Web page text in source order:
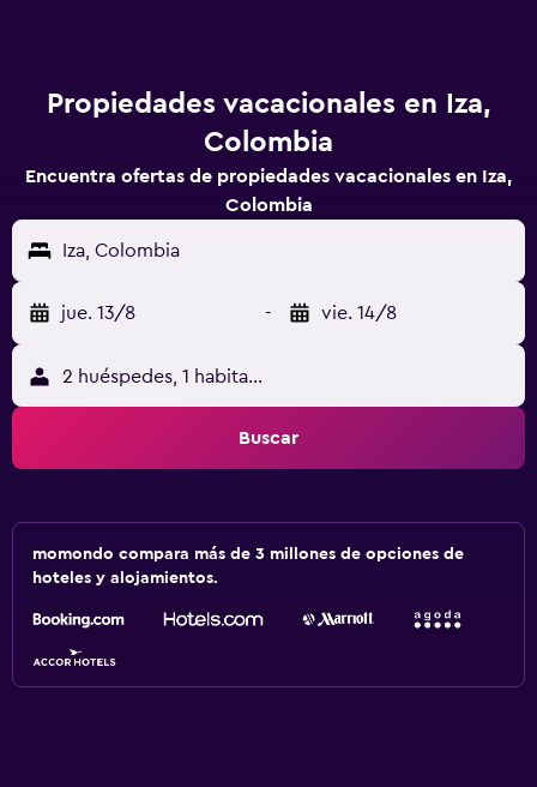
Propiedades vacacionales en Iza,
Colombia
Encuentra ofertas de propiedades vacacionales en Iza,
Colombia
Iza, Colombia
jue. 13/8 - vie. 14/8
2 huéspedes, 1 habitación
Buscar
momondo compara más de 3 millones de opciones de
hoteles y alojamientos.